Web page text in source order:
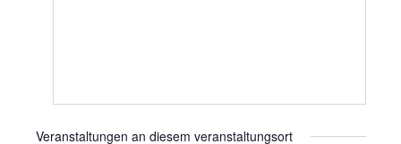
Veranstaltungen an diesem veranstaltungsort